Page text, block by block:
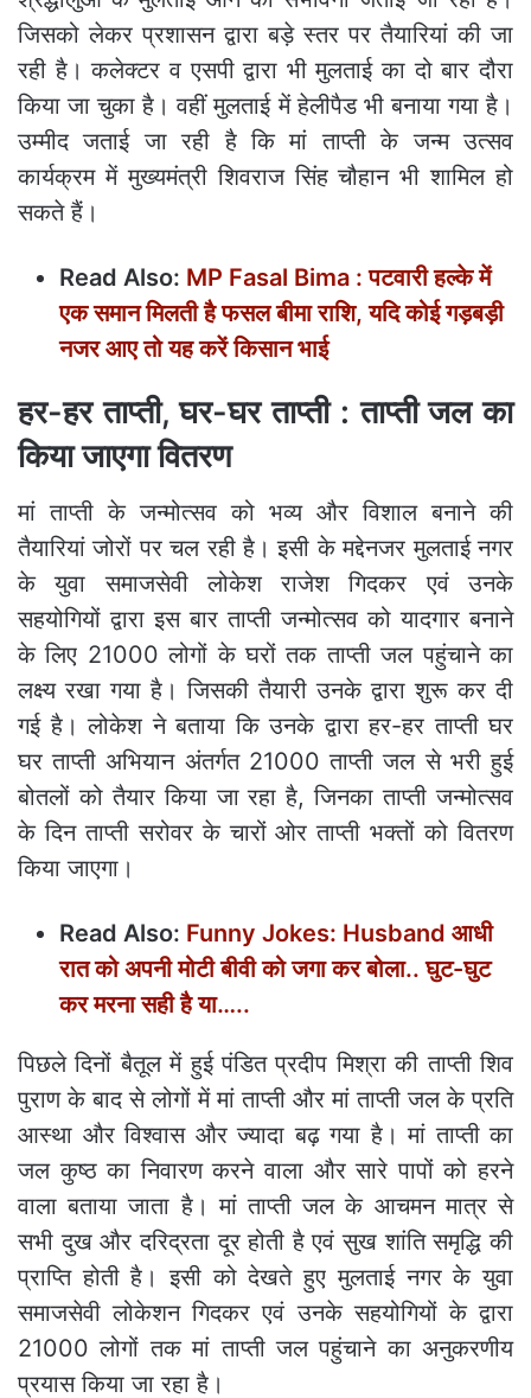
जिसको लेकर प्रशासन द्वारा बड़े स्तर पर तैयारियां की जा
रही है। कलेक्टर व एसपी द्वारा भी मुलताई का दो बार दौरा
किया जा चुका है। वहीं मुलताई में हेलीपैड भी बनाया गया है।
उम्मीद जताई जा रही है कि मां ताप्ती के जन्म उत्सव
कार्यक्रम में मुख्यमंत्री शिवराज सिंह चौहान भी शामिल हो
सकते हैं।
Read Also: MP Fasal Bima : पटवारी हल्के में
एक समान मिलती है फसल बीमा राशि, यदि कोई गड़बड़ी
नजर आए तो यह करें किसान भाई
हर-हर ताप्ती, घर-घर ताप्ती : ताप्ती जल का
किया जाएगा वितरण
मां ताप्ती के जन्मोत्सव को भव्य और विशाल बनाने की
तैयारियां जोरों पर चल रही है। इसी के मद्देनजर मुलताई नगर
के युवा समाजसेवी लोकेश राजेश गिदकर एवं उनके
सहयोगियों द्वारा इस बार ताप्ती जन्मोत्सव को यादगार बनाने
के लिए 21000 लोगों के घरों तक ताप्ती जल पहुंचाने का
लक्ष्य रखा गया है। जिसकी तैयारी उनके द्वारा शुरू कर दी
गई है। लोकेश ने बताया कि उनके द्वारा हर-हर ताप्ती घर
घर ताप्ती अभियान अंतर्गत 21000 ताप्ती जल से भरी हुई
बोतलों को तैयार किया जा रहा है, जिनका ताप्ती जन्मोत्सव
के दिन ताप्ती सरोवर के चारों ओर ताप्ती भक्तों को वितरण
किया जाएगा।
Read Also: Funny Jokes: Husband आधी
रात को अपनी मोटी बीवी को जगा कर बोला.. घुट-घुट
कर मरना सही है या…..
पिछले दिनों बैतूल में हुई पंडित प्रदीप मिश्रा की ताप्ती शिव
पुराण के बाद से लोगों में मां ताप्ती और मां ताप्ती जल के प्रति
आस्था और विश्वास और ज्यादा बढ़ गया है। मां ताप्ती का
जल कुष्ठ का निवारण करने वाला और सारे पापों को हरने
वाला बताया जाता है। मां ताप्ती जल के आचमन मात्र से
सभी दुख और दरिद्रता दूर होती है एवं सुख शांति समृद्धि की
प्राप्ति होती है। इसी को देखते हुए मुलताई नगर के युवा
समाजसेवी लोकेशन गिदकर एवं उनके सहयोगियों के द्वारा
21000 लोगों तक मां ताप्ती जल पहुंचाने का अनुकरणीय
प्रयास किया जा रहा है।